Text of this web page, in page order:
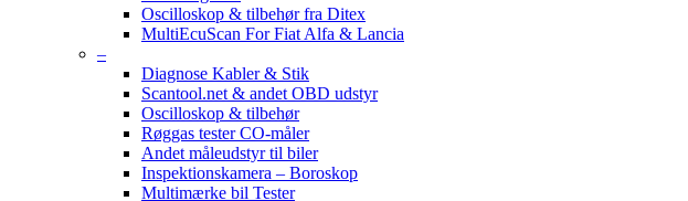
Oscilloskop & tilbehør fra Ditex
MultiEcuScan For Fiat Alfa & Lancia
–
Diagnose Kabler & Stik
Scantool.net & andet OBD udstyr
Oscilloskop & tilbehør
Røggas tester CO-måler
Andet måleudstyr til biler
Inspektionskamera – Boroskop
Multimærke bil Tester